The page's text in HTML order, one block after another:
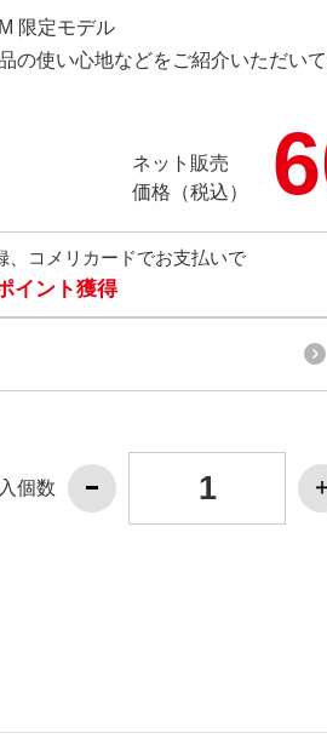
限定モデル
の使い心地などをご紹介いただいて
ネット販売
価格（税込）
、コメリカードでお支払いで
イント獲得
個数